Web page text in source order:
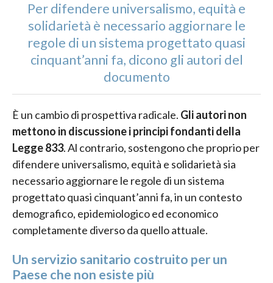
Per difendere universalismo, equità e
solidarietà è necessario aggiornare le
regole di un sistema progettato quasi
cinquant’anni fa, dicono gli autori del
documento
È un cambio di prospettiva radicale. Gli autori non
mettono in discussione i principi fondanti della
Legge 833. Al contrario, sostengono che proprio per
difendere universalismo, equità e solidarietà sia
necessario aggiornare le regole di un sistema
progettato quasi cinquant’anni fa, in un contesto
demografico, epidemiologico ed economico
completamente diverso da quello attuale.
Un servizio sanitario costruito per un
Paese che non esiste più